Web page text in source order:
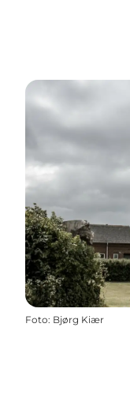
Foto: Bjørg Kiær